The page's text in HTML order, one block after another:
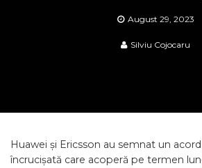
August 29, 2023
Silviu Cojocaru
Huawei și Ericsson au semnat un
încrucișată care acoperă pe termen